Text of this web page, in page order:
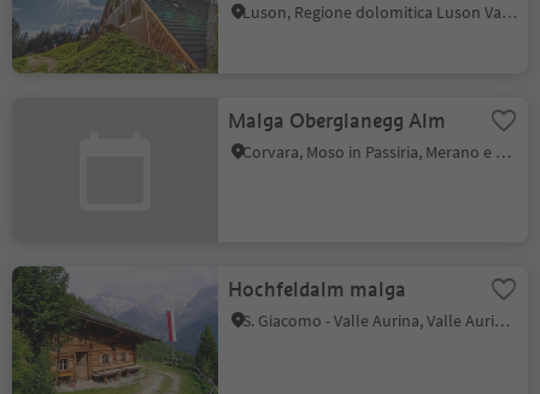
Luson, Regione dolomitica Luson Val di Funes
Malga Oberglanegg Alm
Corvara, Moso in Passiria, Merano e dintorni
Hochfeldalm malga
S. Giacomo - Valle Aurina, Valle Aurina, Valle Aurina